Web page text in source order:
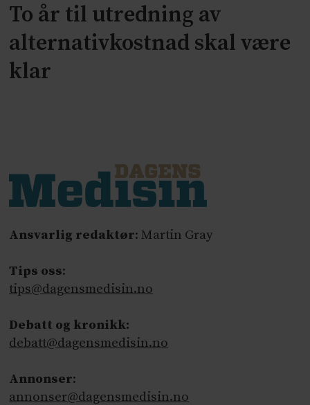
To år til utredning av
alternativkostnad skal være
klar
Ansvarlig redaktør: Martin Gray
Tips oss:
tips@dagensmedisin.no
Debatt og kronikk:
debatt@dagensmedisin.no
Annonser:
annonser@dagensmedisin.no